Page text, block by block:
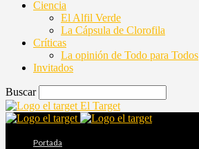
Ciencia
El Alfil Verde
La Cápsula de Clorofila
Críticas
La opinión de Todo para Todos
Invitados
Buscar
El Target
Portada